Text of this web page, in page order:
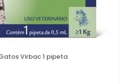
Virbac 1 pipeta